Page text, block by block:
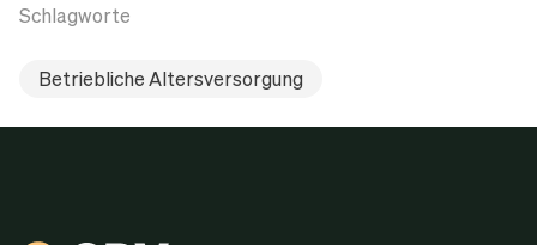
Schlagworte
Betriebliche Altersversorgung